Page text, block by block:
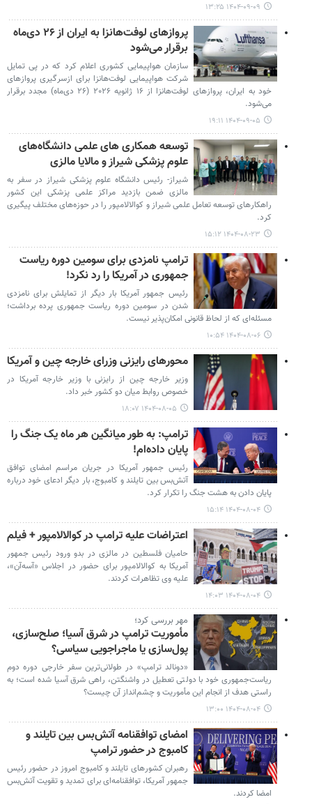
۱۴۰۴-۰۹-۰۹ ۱۳:۲۵
پروازهای لوفت‌هانزا به ایران از ۲۶ دی‌ماه
برقرار می‌شود
سازمان هواپیمایی کشوری اعلام کرد که در پی تمایل
شرکت هواپیمایی لوفت‌هانزا برای ازسرگیری پروازهای
خود به ایران، پروازهای لوفت‌هانزا از ۱۶ ژانویه ۲۰۲۶ (۲۶ دی‌ماه) مجدد برقرار
می‌شود.
۱۴۰۴-۰۹-۰۵ ۱۹:۱۱
توسعه همکاری های علمی دانشگاه‌های
علوم پزشکی شیراز و مالایا مالزی
شیراز- رئیس دانشگاه علوم پزشکی شیراز در سفر به
مالزی ضمن بازدید مراکز علمی پزشکی این کشور
راهکارهای توسعه تعامل علمی شیراز و کوالالامپور را در حوزه‌های مختلف پیگیری
کرد.
۱۴۰۴-۰۸-۲۳ ۱۵:۱۲
ترامپ نامزدی برای سومین دوره ریاست
جمهوری در آمریکا را رد نکرد!
رئیس جمهور آمریکا بار دیگر از تمایلش برای نامزدی
شدن در سومین دوره ریاست جمهوری پرده برداشت؛
مسئله‌ای که از لحاظ قانونی امکان‌پذیر نیست.
۱۴۰۴-۰۸-۰۶ ۱۰:۵۴
محورهای رایزنی وزرای خارجه چین و آمریکا
وزیر خارجه چین از رایزنی با وزیر خارجه آمریکا در
خصوص روابط میان دو کشور خبر داد.
۱۴۰۴-۰۸-۰۵ ۱۸:۰۷
ترامپ: به طور میانگین هر ماه یک جنگ را
پایان داده‌ام!
رئیس‌ جمهور آمریکا در جریان مراسم امضای توافق
آتش‌بس بین تایلند و کامبوج، بار دیگر ادعای خود درباره
پایان دادن به هشت جنگ را تکرار کرد.
۱۴۰۴-۰۸-۰۴ ۱۵:۱۴
اعتراضات علیه ترامپ در کوالالامپور + فیلم
حامیان فلسطین در مالزی در بدو ورود رئیس جمهور
آمریکا به کوالالامپور برای حضور در اجلاس «آسه‌آن»،
علیه وی تظاهرات کردند.
۱۴۰۴-۰۸-۰۴ ۱۴:۰۳
مهر بررسی کرد؛
مأموریت ترامپ در شرق آسیا؛ صلح‌سازی،
پول‌سازی یا ماجراجویی سیاسی؟
«دونالد ترامپ» در طولانی‌ترین سفر خارجی دوره دوم
ریاست‌جمهوری خود با دولتی تعطیل در واشنگتن، راهی شرق آسیا شده است؛ به
راستی هدف از انجام این مأموریت و چشم‌انداز آن چیست؟‌
۱۴۰۴-۰۸-۰۴ ۱۳:۰۰
امضای توافقنامه آتش‌بس بین تایلند و
کامبوج در حضور ترامپ
رهبران کشورهای تایلند و کامبوج امروز در حضور رئیس‌
جمهور آمریکا، توافقنامه‌ای برای تمدید و تقویت آتش‌بس
امضا کردند.